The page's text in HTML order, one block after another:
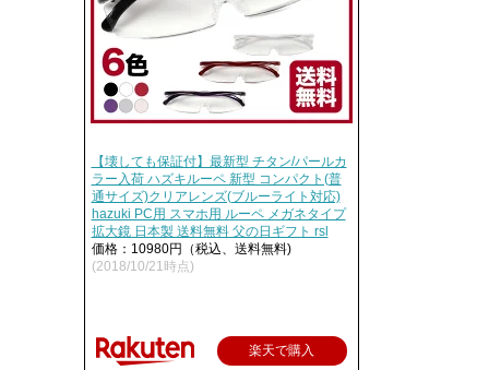
【壊しても保証付】最新型 チタン/パールカ
ラー入荷 ハズキルーペ 新型 コンパクト(普
通サイズ)クリアレンズ(ブルーライト対応)
hazuki PC用 スマホ用 ルーペ メガネタイプ
拡大鏡 日本製 送料無料 父の日ギフト rsl
価格：10980円（税込、送料無料)
(2018/10/21時点)
楽天で購入